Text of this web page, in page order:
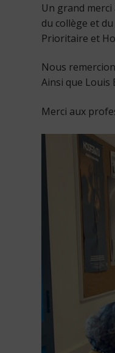
Un grand
du collège et
Prioritaire et
Nous
Ainsi que Louis
Merci aux